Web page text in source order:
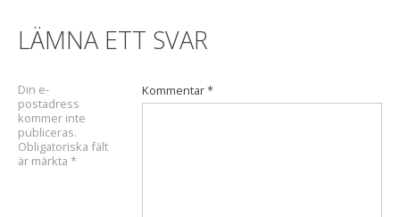
LÄMNA ETT SVAR
Din e-
postadress
kommer inte
publiceras.
Obligatoriska fält
är märkta *
Kommentar*